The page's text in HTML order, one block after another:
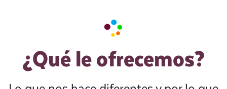
¿Qué le ofrecemos?